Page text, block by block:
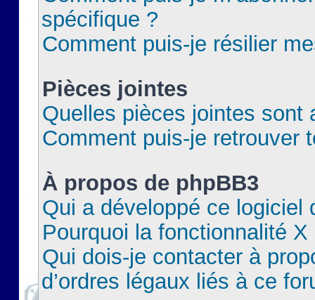
spécifique ?
Comment puis-je résilier
Pièces jointes
Quelles pièces jointes sont
Comment puis-je retrouver
À propos de phpBB3
Qui a développé ce logiciel
Pourquoi la fonctionnalité X
Qui dois-je contacter à
d’ordres légaux liés à ce